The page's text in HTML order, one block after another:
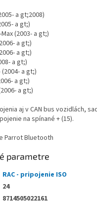
a gt;2008)
a gt;)
(2003- a gt;)
a gt;)
a gt;)
a gt;)
a gt;)
a gt;)
a gt;)
aj v CAN bus vozidlách,
na spínané + (15).
Parrot Bluetooth
parametre
RAC - pripojenie ISO
24
8714505022161